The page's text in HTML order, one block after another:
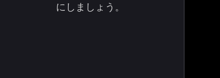
にしましょう。